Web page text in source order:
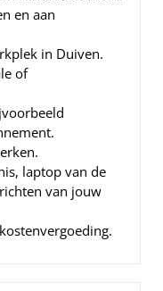
en aan
in Duiven.
of
laptop van de
van jouw